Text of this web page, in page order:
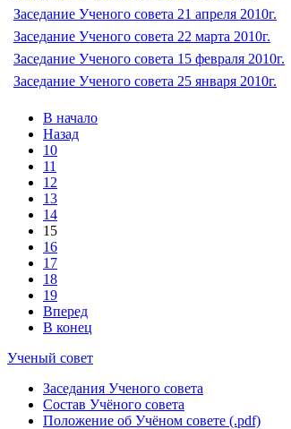
Заседание Ученого совета 21 апреля 2010г.
Заседание Ученого совета 22 марта 2010г.
Заседание Ученого совета 15 февраля 2010г.
Заседание Ученого совета 25 января 2010г.
В начало
Назад
10
11
12
13
14
15
16
17
18
19
Вперед
В конец
Ученый совет
Заседания Ученого совета
Состав Учёного совета
Положение об Учёном совете (.pdf)